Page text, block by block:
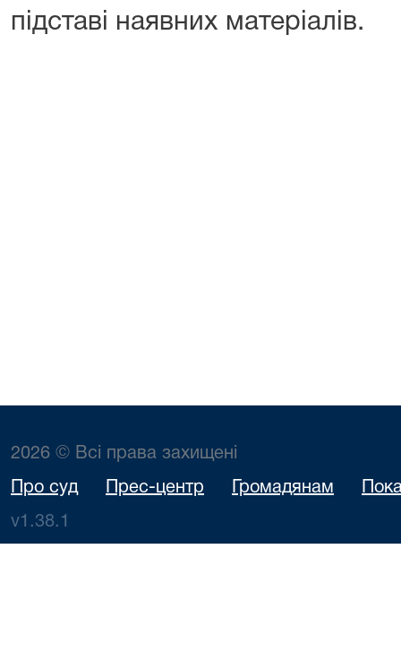
підставі наявних матеріалів.
2026 © Всі права захищені
Про суд Прес-центр Громадянам
v1.38.1